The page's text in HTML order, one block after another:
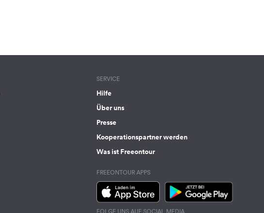
SERVICE
Hilfe
Über uns
Presse
Kooperationspartner werden
Was ist Freeontour
FREEONTOUR APPS
FOLGE UNS AUF SOCIAL MEDIA